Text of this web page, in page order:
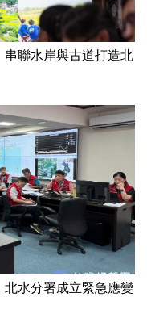
聯水岸與古道打造北
水分署成立緊急應變